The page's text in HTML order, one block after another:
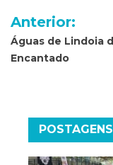
de
Anterior:
Águas de Lindoia
Encantado